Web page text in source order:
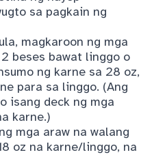
sa pagkain ng
magkaroon ng mga
beses bawat linggo o
ng karne sa 28 oz,
para sa linggo. (Ang
isang deck ng mga
karne.)
mga araw na walang
oz na karne/linggo, na